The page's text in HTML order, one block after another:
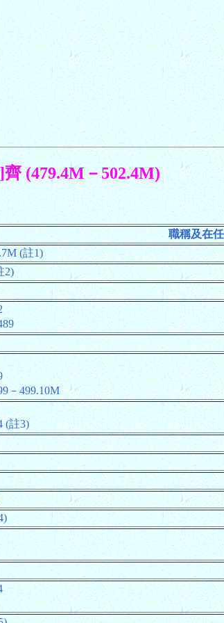
(479.4M－502.4M)
職稱及在
(註1)
2)
－499.10M
(註3)